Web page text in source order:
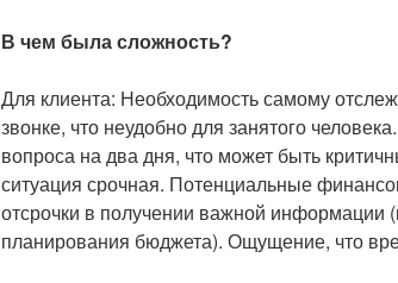
В чем была сложность?
Для клиента: Необходимость самому
звонке, что неудобно для занятого
вопроса на два дня, что может быть
ситуация срочная. Потенциальные
отсрочки в получении важной информации
планирования бюджета). Ощущение, что